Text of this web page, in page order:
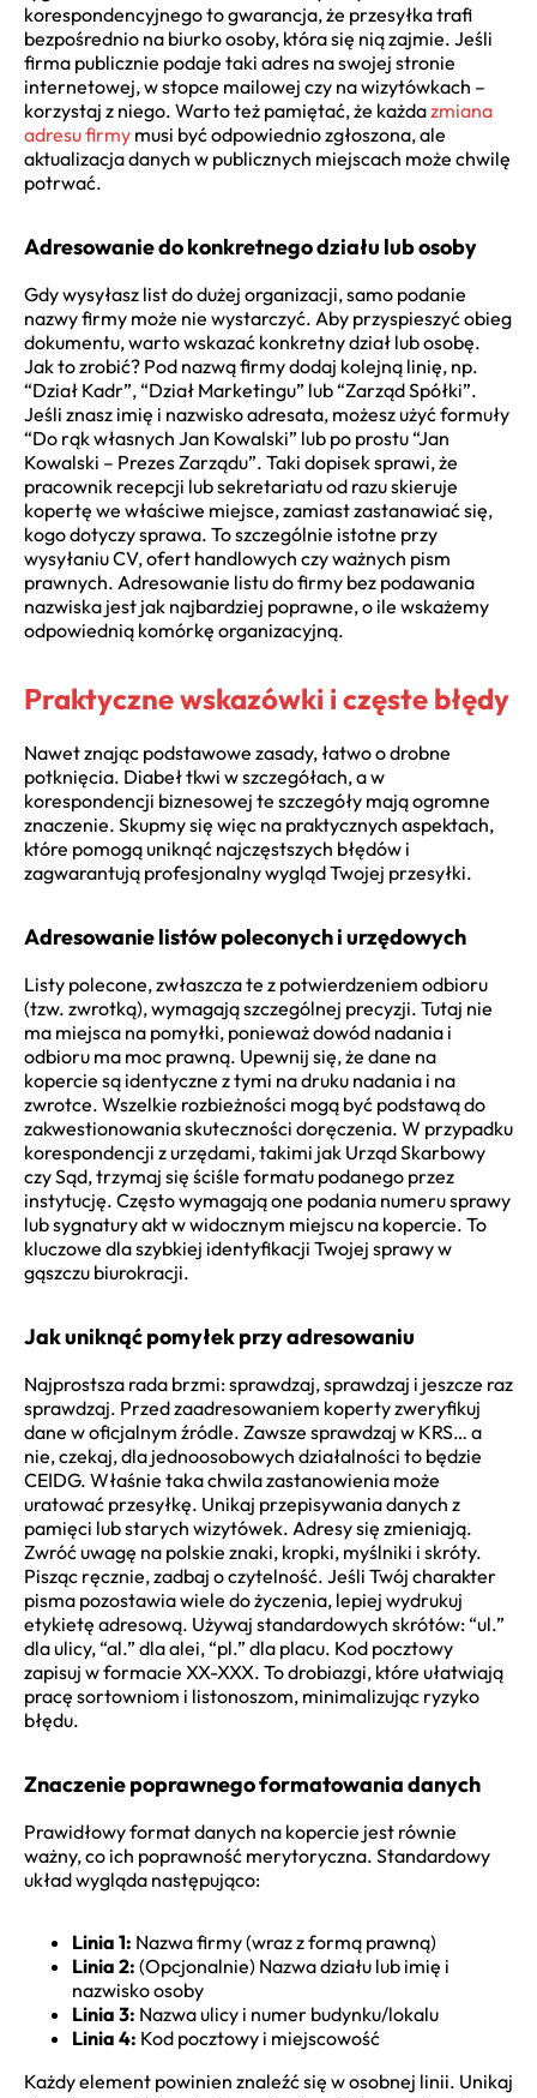
korespondencyjnego to gwarancja, że przesyłka trafi
bezpośrednio na biurko osoby, która się nią zajmie. Jeśli
firma publicznie podaje taki adres na swojej stronie
internetowej, w stopce mailowej czy na wizytówkach –
korzystaj z niego. Warto też pamiętać, że każdazmiana
adresu firmy musi być odpowiednio zgłoszona, ale
aktualizacja danych w publicznych miejscach może chwilę
potrwać.
Adresowanie do konkretnego działu lub osoby
Gdy wysyłasz list do dużej organizacji, samo podanie
nazwy firmy może nie wystarczyć. Aby przyspieszyć obieg
dokumentu, warto wskazać konkretny dział lub osobę.
Jak to zrobić? Pod nazwą firmy dodaj kolejną linię, np.
“Dział Kadr”, “Dział Marketingu” lub “Zarząd Spółki”.
Jeśli znasz imię i nazwisko adresata, możesz użyć formuły
“Do rąk własnych Jan Kowalski” lub po prostu “Jan
Kowalski – Prezes Zarządu”. Taki dopisek sprawi, że
pracownik recepcji lub sekretariatu od razu skieruje
kopertę we właściwe miejsce, zamiast zastanawiać się,
kogo dotyczy sprawa. To szczególnie istotne przy
wysyłaniu CV, ofert handlowych czy ważnych pism
prawnych. Adresowanie listu do firmy bez podawania
nazwiska jest jak najbardziej poprawne, o ile wskażemy
odpowiednią komórkę organizacyjną.
Praktyczne wskazówki i częste błędy
Nawet znając podstawowe zasady, łatwo o drobne
potknięcia. Diabeł tkwi w szczegółach, a w
korespondencji biznesowej te szczegóły mają ogromne
znaczenie. Skupmy się więc na praktycznych aspektach,
które pomogą uniknąć najczęstszych błędów i
zagwarantują profesjonalny wygląd Twojej przesyłki.
Adresowanie listów poleconych i urzędowych
Listy polecone, zwłaszcza te z potwierdzeniem odbioru
(tzw. zwrotką), wymagają szczególnej precyzji. Tutaj nie
ma miejsca na pomyłki, ponieważ dowód nadania i
odbioru ma moc prawną. Upewnij się, że dane na
kopercie są identyczne z tymi na druku nadania i na
zwrotce. Wszelkie rozbieżności mogą być podstawą do
zakwestionowania skuteczności doręczenia. W przypadku
korespondencji z urzędami, takimi jak Urząd Skarbowy
czy Sąd, trzymaj się ściśle formatu podanego przez
instytucję. Często wymagają one podania numeru sprawy
lub sygnatury akt w widocznym miejscu na kopercie. To
kluczowe dla szybkiej identyfikacji Twojej sprawy w
gąszczu biurokracji.
Jak uniknąć pomyłek przy adresowaniu
Najprostsza rada brzmi: sprawdzaj, sprawdzaj i jeszcze raz
sprawdzaj. Przed zaadresowaniem koperty zweryfikuj
dane w oficjalnym źródle. Zawsze sprawdzaj w KRS… a
nie, czekaj, dla jednoosobowych działalności to będzie
CEIDG. Właśnie taka chwila zastanowienia może
uratować przesyłkę. Unikaj przepisywania danych z
pamięci lub starych wizytówek. Adresy się zmieniają.
Zwróć uwagę na polskie znaki, kropki, myślniki i skróty.
Pisząc ręcznie, zadbaj o czytelność. Jeśli Twój charakter
pisma pozostawia wiele do życzenia, lepiej wydrukuj
etykietę adresową. Używaj standardowych skrótów: “ul.”
dla ulicy, “al.” dla alei, “pl.” dla placu. Kod pocztowy
zapisuj w formacie XX-XXX. To drobiazgi, które ułatwiają
pracę sortowniom i listonoszom, minimalizując ryzyko
błędu.
Znaczenie poprawnego formatowania danych
Prawidłowy format danych na kopercie jest równie
ważny, co ich poprawność merytoryczna. Standardowy
układ wygląda następująco:
Linia 1: Nazwa firmy (wraz z formą prawną)
Linia 2: (Opcjonalnie) Nazwa działu lub imię i
nazwisko osoby
Linia 3: Nazwa ulicy i numer budynku/lokalu
Linia 4: Kod pocztowy i miejscowość
Każdy element powinien znaleźć się w osobnej linii. Unikaj